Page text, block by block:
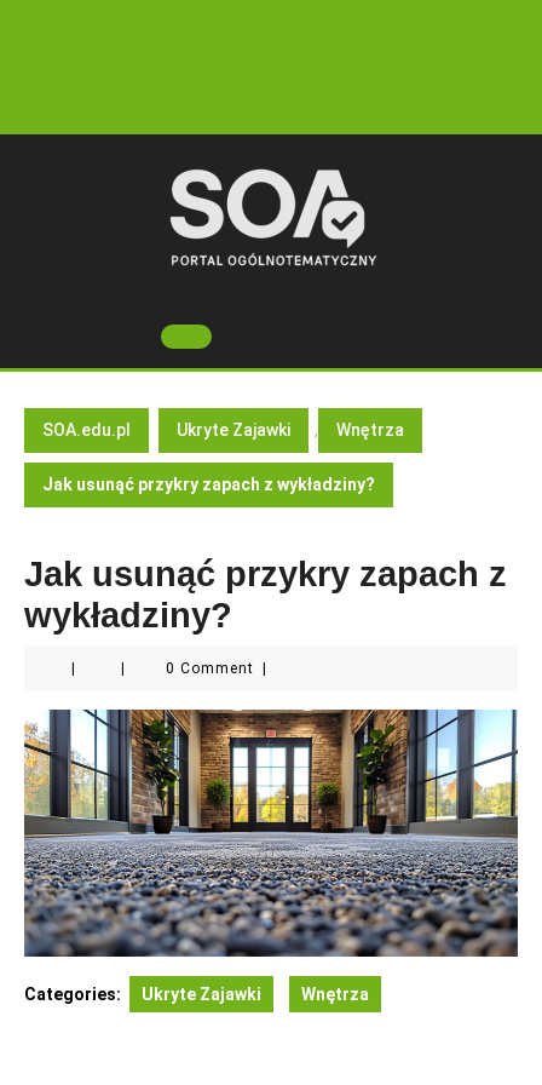
Open
Button
SOA.edu.pl Ukryte Zajawki , Wnętrza
Jak usunąć przykry zapach z wykładziny?
Jak usunąć przykry zapach z
wykładziny?
0 Comment
Categories: Ukryte Zajawki Wnętrza